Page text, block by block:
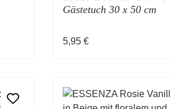
Gästetuch 30 x 50 cm
Regulärer Preis:
5,95 €